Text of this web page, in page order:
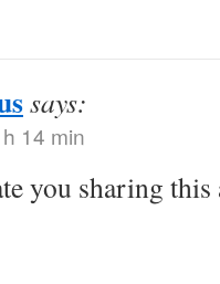
says:
14 min
you sharing